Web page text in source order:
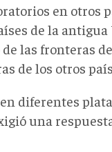
en otros
de la
las fronteras
de los otros
diferentes
una